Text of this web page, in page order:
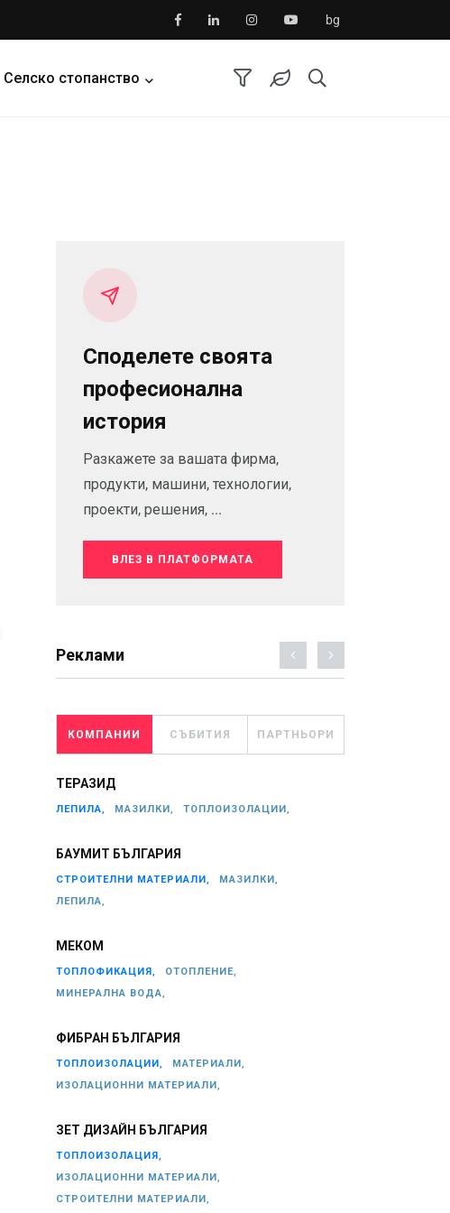
bg
Селско стопанство
Споделете своята
професионална
история
Разкажете за вашата фирма,
продукти, машини, технологии,
проекти, решения, ...
ВЛЕЗ В ПЛАТФОРМАТА
Реклами
КОМПАНИИ СЪБИТИЯ ПАРТНЬОРИ
ТЕРАЗИД
ЛЕПИЛА, МАЗИЛКИ, ТОПЛОИЗОЛАЦИИ,
БАУМИТ БЪЛГАРИЯ
СТРОИТЕЛНИ МАТЕРИАЛИ,
МАЗИЛКИ,
ЛЕПИЛА,
МЕКОМ
ТОПЛОФИКАЦИЯ,
ОТОПЛЕНИЕ,
МИНЕРАЛНА ВОДА,
ФИБРАН БЪЛГАРИЯ
ТОПЛОИЗОЛАЦИИ,
МАТЕРИАЛИ,
ИЗОЛАЦИОННИ МАТЕРИАЛИ,
ЗЕТ ДИЗАЙН БЪЛГАРИЯ
ТОПЛОИЗОЛАЦИЯ,
ИЗОЛАЦИОННИ МАТЕРИАЛИ,
СТРОИТЕЛНИ МАТЕРИАЛИ,